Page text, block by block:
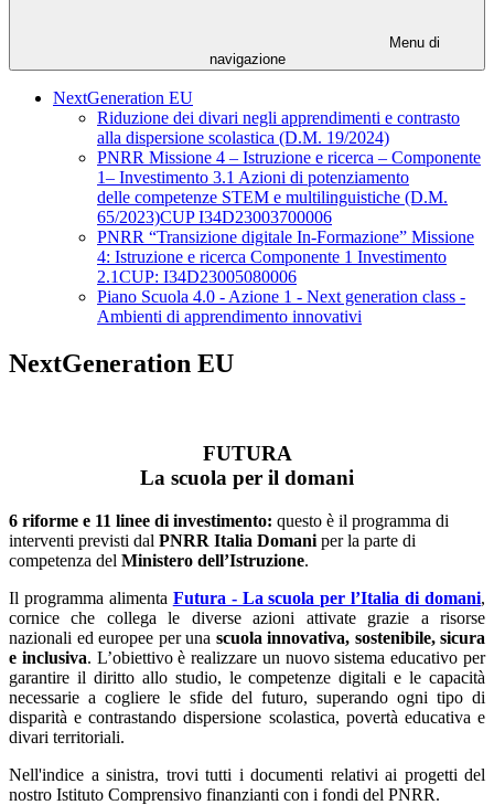
Menu di
navigazione
NextGeneration EU
Riduzione dei divari negli apprendimenti e contrasto
alla dispersione scolastica (D.M. 19/2024)
PNRR Missione 4 – Istruzione e ricerca – Componente
1– Investimento 3.1 Azioni di potenziamento
delle competenze STEM e multilinguistiche (D.M.
65/2023)CUP I34D23003700006
PNRR “Transizione digitale In-Formazione” Missione
4: Istruzione e ricerca Componente 1 Investimento
2.1CUP: I34D23005080006
Piano Scuola 4.0 - Azione 1 - Next generation class -
Ambienti di apprendimento innovativi
NextGeneration EU
FUTURA
La scuola per il domani
6 riforme e 11 linee di investimento: questo è il programma di
interventi previsti dal PNRR Italia Domani per la parte di
competenza del Ministero dell’Istruzione.
Il programma alimenta Futura - La scuola per l’Italia di domani,
cornice che collega le diverse azioni attivate grazie a risorse
nazionali ed europee per una scuola innovativa, sostenibile, sicura
e inclusiva. L’obiettivo è realizzare un nuovo sistema educativo per
garantire il diritto allo studio, le competenze digitali e le capacità
necessarie a cogliere le sfide del futuro, superando ogni tipo di
disparità e contrastando dispersione scolastica, povertà educativa e
divari territoriali.
Nell'indice a sinistra, trovi tutti i documenti relativi ai progetti del
nostro Istituto Comprensivo finanzianti con i fondi del PNRR.